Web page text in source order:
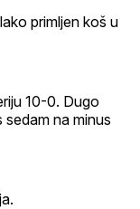
primljen koš u
10-0. Dugo
na minus